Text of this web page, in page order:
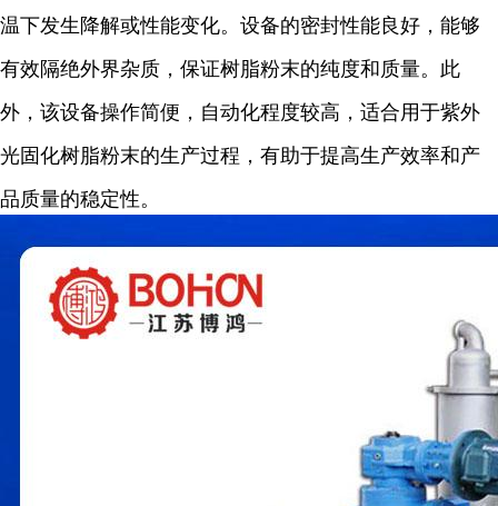
温下发生降解或性能变化。设备的密封性能良好，能够
有效隔绝外界杂质，保证树脂粉末的纯度和质量。此
外，该设备操作简便，自动化程度较高，适合用于紫外
光固化树脂粉末的生产过程，有助于提高生产效率和产
品质量的稳定性。